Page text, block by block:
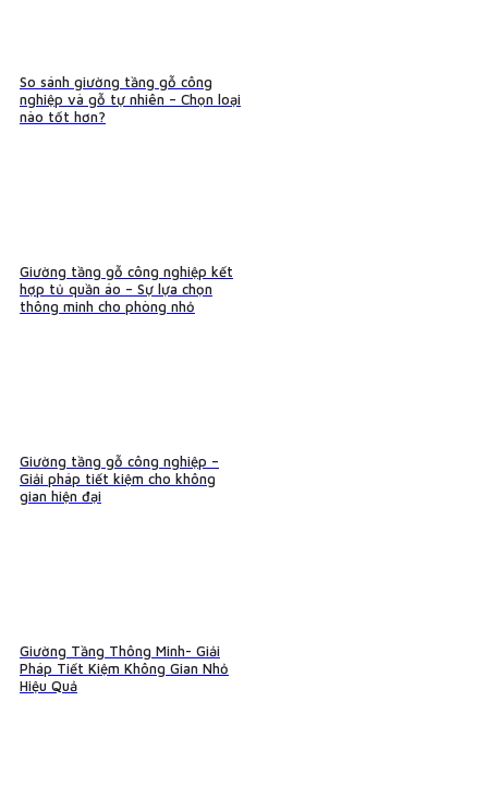
So sánh giường tầng gỗ công
nghiệp và gỗ tự nhiên – Chọn loại
nào tốt hơn?
Giường tầng gỗ công nghiệp kết
hợp tủ quần áo – Sự lựa chọn
thông minh cho phòng nhỏ
Giường tầng gỗ công nghiệp –
Giải pháp tiết kiệm cho không
gian hiện đại
Giường Tầng Thông Minh- Giải
Pháp Tiết Kiệm Không Gian Nhỏ
Hiệu Quả